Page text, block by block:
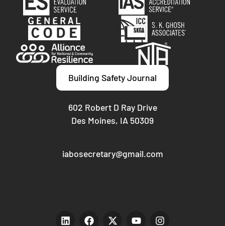
Building Safety Journal
602 Robert D Ray Drive
Des Moines, IA 50309
iabosecretary@gmail.com